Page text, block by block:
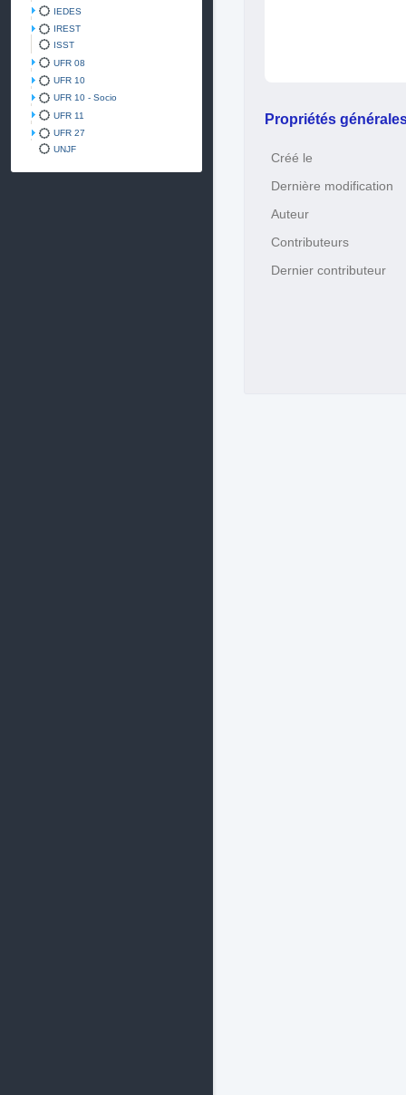
IEDES
IREST
ISST
UFR 08
UFR 10
UFR 10 - Socio
UFR 11
UFR 27
UNJF
Propriétés
Créé le
Dernière modification
Auteur
Contributeurs
Dernier contributeur